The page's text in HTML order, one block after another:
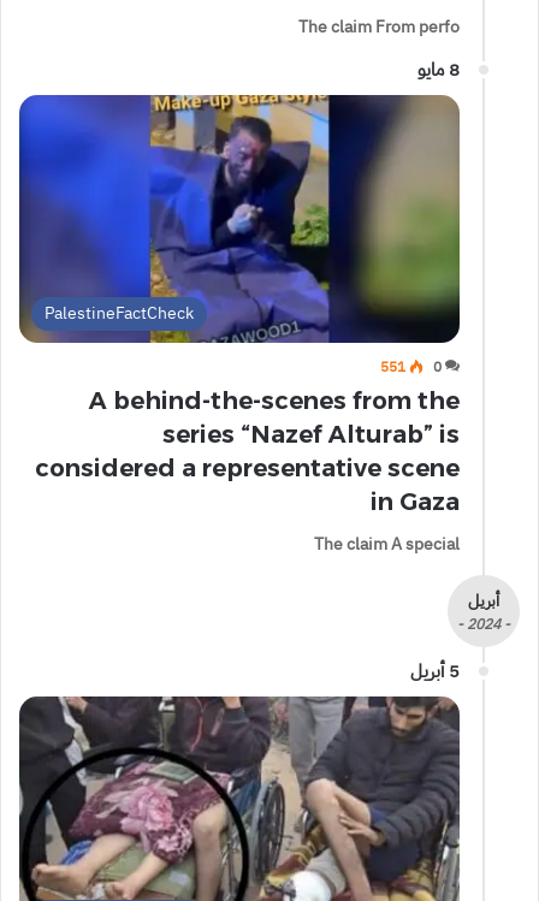
The claim From perfo
8 مايو
PalestineFactCheck
0
551
A behind-the-scenes from the
series “Nazef Alturab” is
considered a representative scene
in Gaza
The claim A special
أبريل
- 2024 -
5 أبريل